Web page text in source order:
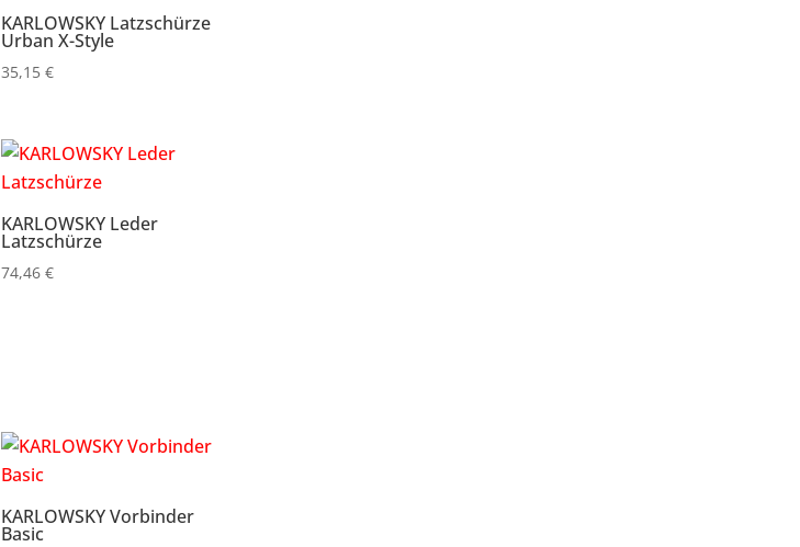
KARLOWSKY Latzschürze
Urban X-Style
35,15€
KARLOWSKY Leder
Latzschürze
74,46€
KARLOWSKY Vorbinder
Basic